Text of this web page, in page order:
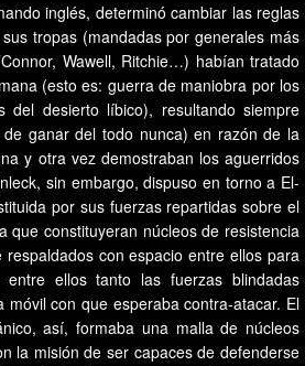
inglés, determinó cambiar las reglas
tropas (mandadas por generales más
Wawell, Ritchie…) habían tratado
(esto es: guerra de maniobra por los
del desierto líbico), resultando siempre
ganar del todo nunca) en razón de la
y otra vez demostraban los aguerridos
sin embargo, dispuso en torno a El-
por sus fuerzas repartidas sobre el
que constituyeran núcleos de resistencia
con espacio entre ellos para
entre ellos tanto las fuerzas blindadas
móvil con que esperaba contra-atacar. El
así, formaba una malla de núcleos
la misión de ser capaces de defenderse